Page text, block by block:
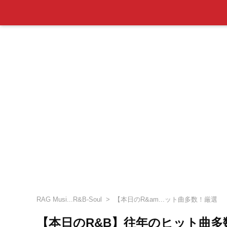
RAG Musi...R&B-Soul 【本日のR&am...ット曲多数！厳選
【本日のR&B】往年のヒット曲